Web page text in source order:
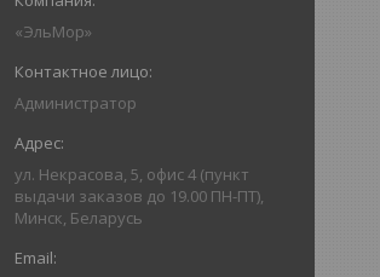
«ЭльМор»
Администратор
ул. Некрасова, 5, офис 4 (пункт
выдачи заказов до 19.00 ПН-ПТ),
Минск, Беларусь